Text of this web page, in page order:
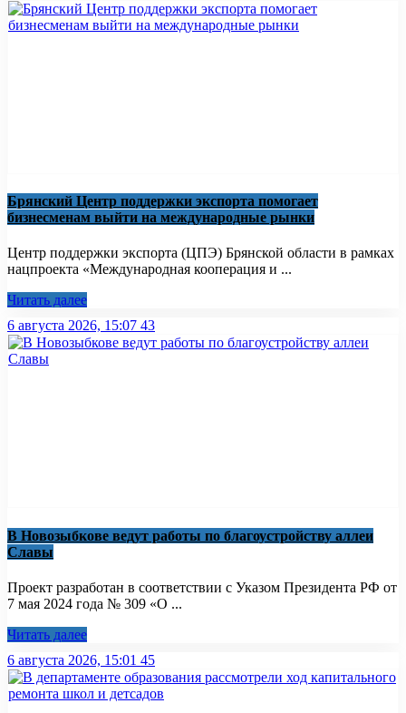
Брянский Центр поддержки экспорта помогает
бизнесменам выйти на международные рынки
Центр поддержки экспорта (ЦПЭ) Брянской области в рамках
нацпроекта «Международная кооперация и ...
Читать далее
6 августа 2026, 15:07 43
В Новозыбкове ведут работы по благоустройству аллеи
Славы
Проект разработан в соответствии с Указом Президента РФ от
7 мая 2024 года № 309 «О ...
Читать далее
6 августа 2026, 15:01 45